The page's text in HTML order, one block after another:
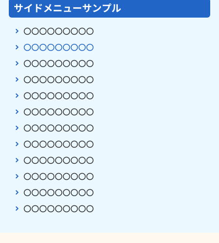
サイドメニューサンプル
〇〇〇〇〇〇〇〇〇
〇〇〇〇〇〇〇〇〇
〇〇〇〇〇〇〇〇〇
〇〇〇〇〇〇〇〇〇
〇〇〇〇〇〇〇〇〇
〇〇〇〇〇〇〇〇〇
〇〇〇〇〇〇〇〇〇
〇〇〇〇〇〇〇〇〇
〇〇〇〇〇〇〇〇〇
〇〇〇〇〇〇〇〇〇
〇〇〇〇〇〇〇〇〇
〇〇〇〇〇〇〇〇〇